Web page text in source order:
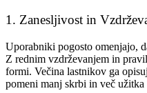
1. Zanesljivost in
Uporabniki pogosto omenjajo,
Z rednim vzdrževanjem in
formi. Večina lastnikov ga
pomeni manj skrbi in več